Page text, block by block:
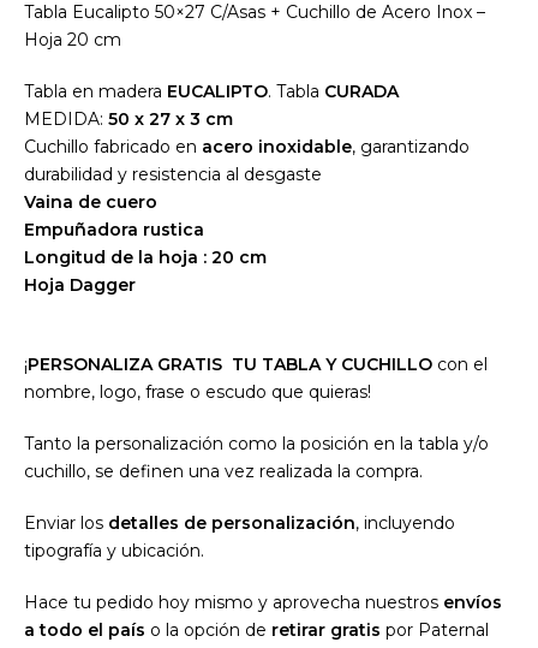
Tabla Eucalipto 50×27 C/Asas + Cuchillo de Acero Inox –
Hoja 20 cm
Tabla en madera EUCALIPTO. Tabla CURADA
MEDIDA: 50 x 27 x 3 cm
Cuchillo fabricado en acero inoxidable, garantizando
durabilidad y resistencia al desgaste
Vaina de cuero
Empuñadora rustica
Longitud de la hoja : 20 cm
Hoja Dagger
¡PERSONALIZA GRATIS TU TABLA Y CUCHILLO con el
nombre, logo, frase o escudo que quieras!
Tanto la personalización como la posición en la tabla y/o
cuchillo, se definen una vez realizada la compra.
Enviar los detalles de personalización, incluyendo
tipografía y ubicación.
Hace tu pedido hoy mismo y aprovecha nuestros envíos
a todo el país o la opción de retirar gratis por Paternal